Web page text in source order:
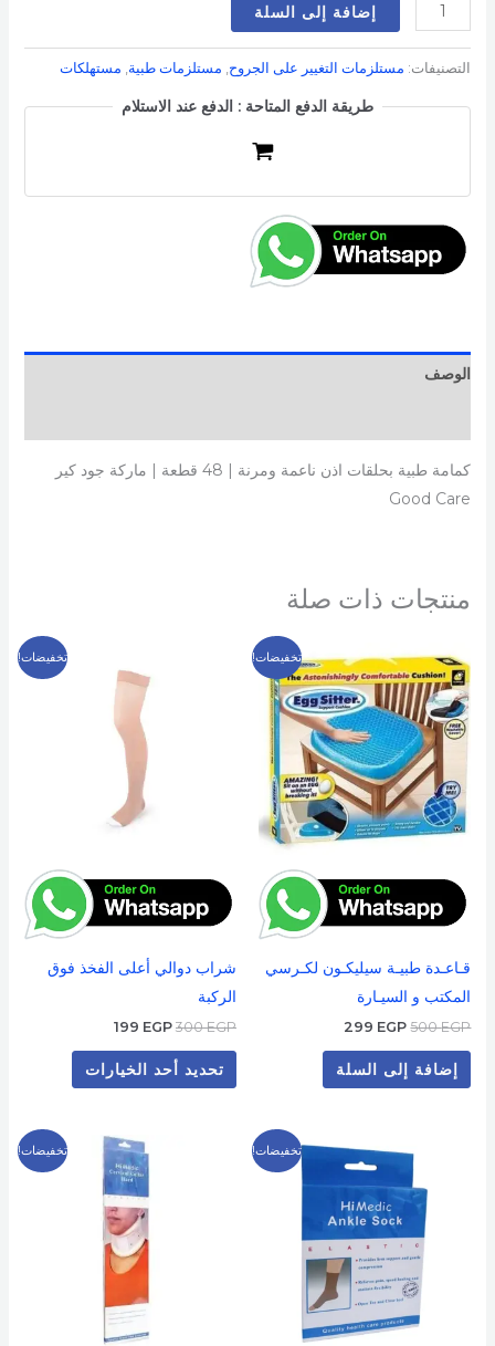
إضافة إلى السلة
التصنيفات: مستلزمات التغيير على الجروح, مستلزمات طبية, مستهلكات
طريقة الدفع المتاحة : الدفع عند الاستلام
الوصف
كمامة طبية بحلقات اذن ناعمة ومرنة | 48 قطعة | ماركة جود كير
Good Care
منتجات ذات صلة
تخفيضات!
قـاعـدة طبيـة سيليكـون لكـرسي
المكتب و السيـارة
500EGP
الأصلي
هو:
500 EGP.
299 EGP
الحالي
هو:
299 EGP.
إضافة إلى السلة
تخفيضات!
شراب دوالي أعلى الفخذ فوق
الركبة
300EGP
300 EGP.
199 EGP
199 EGP.
تحديد أحد الخيارات
هناك
العديد
اختيار
الخيارات
على
صفحة
تخفيضات!
الأصلي
هو:
150 EGP.
السعر
الحالي
هناك
العديد
المختلفة
تخفيضات!
السعر
الأصلي
300 EGP.
السعر
الحالي
هو:
199 EGP.
هناك
العديد